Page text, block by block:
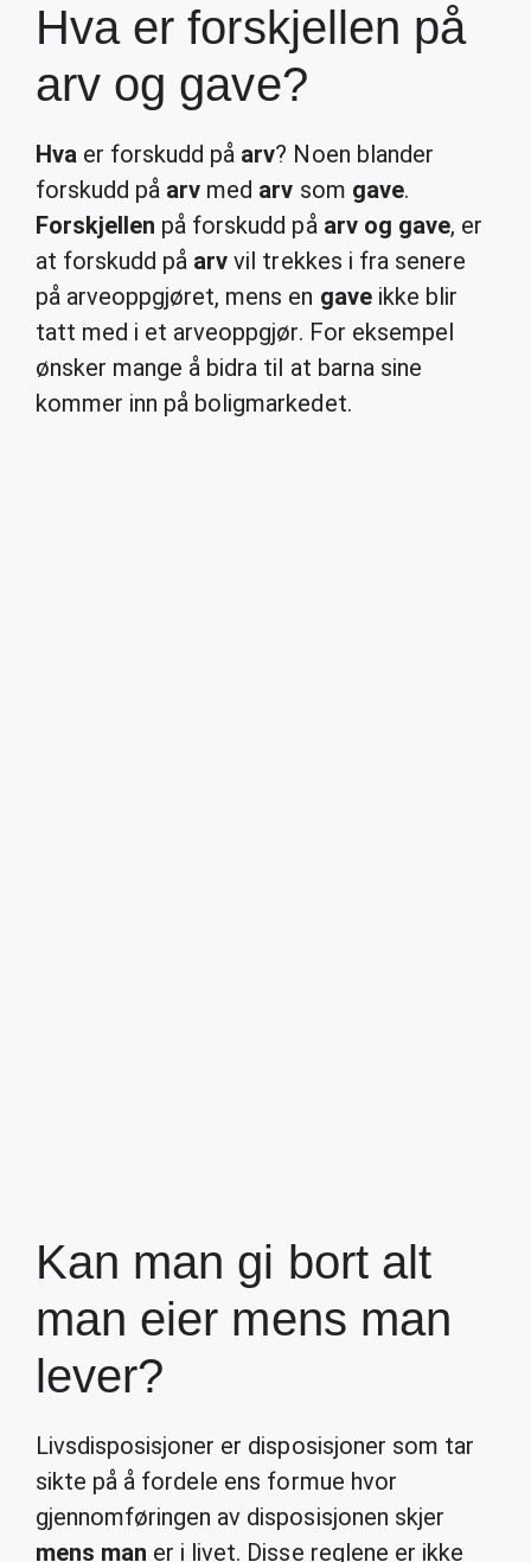
Hva er forskjellen på
arv og gave?
Hva er forskudd på arv? Noen blander
forskudd på arv med arv som gave.
Forskjellen på forskudd på arv og gave, er
at forskudd på arv vil trekkes i fra senere
på arveoppgjøret, mens en gaveikke blir
tatt med i et arveoppgjør. For eksempel
ønsker mange å bidra til at barna sine
kommer inn på boligmarkedet.
Kan man gi bort alt
man eier mens man
lever?
Livsdisposisjoner er disposisjoner som tar
sikte på å fordele ens formue hvor
gjennomføringen av disposisjonen skjer
mens man er i livet. Disse reglene er ikke